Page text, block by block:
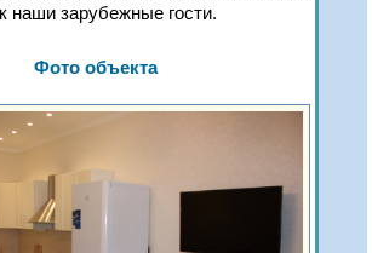
наши зарубежные гости.
Фото объекта